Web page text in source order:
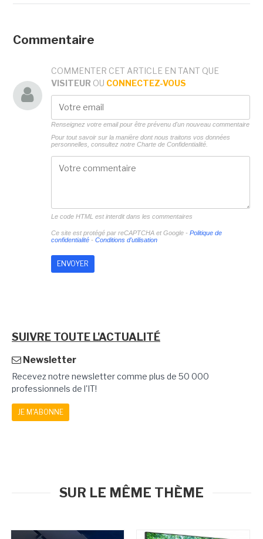
Commentaire
COMMENTER CET ARTICLE EN TANT QUE
VISITEUR OU CONNECTEZ-VOUS
Renseignez votre email pour être prévenu d'un nouveau commentaire
Pour tout savoir sur la manière dont nous traitons vos données
personnelles, consultez notre Charte de Confidentialité.
Le code HTML est interdit dans les commentaires
Ce site est protégé par reCAPTCHA et Google - Politique de
confidentialité- Conditions d'utilisation
SUIVRE TOUTE L'ACTUALITÉ
Newsletter
Recevez notre newsletter comme plus de 50 000
professionnels de l'IT!
JE M'ABONNE
SUR LE MÊME THÈME